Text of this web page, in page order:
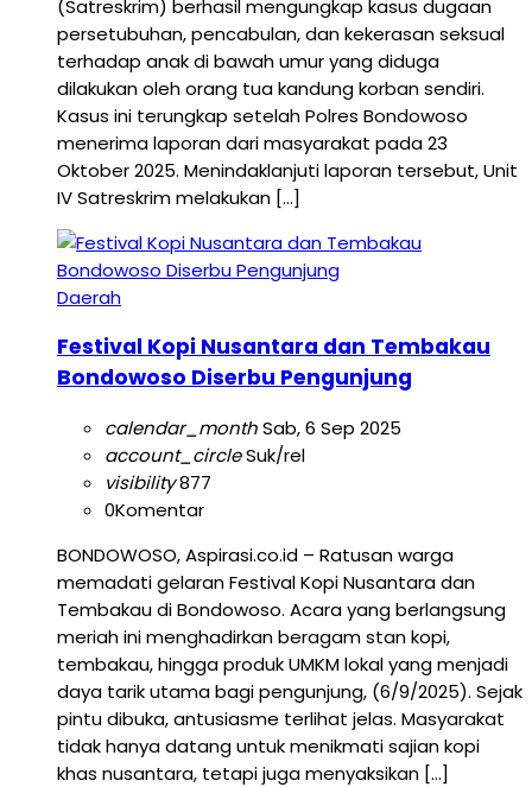
(Satreskrim) berhasil mengungkap kasus dugaan
persetubuhan, pencabulan, dan kekerasan seksual
terhadap anak di bawah umur yang diduga
dilakukan oleh orang tua kandung korban sendiri.
Kasus ini terungkap setelah Polres Bondowoso
menerima laporan dari masyarakat pada 23
Oktober 2025. Menindaklanjuti laporan tersebut, Unit
IV Satreskrim melakukan […]
Daerah
Festival Kopi Nusantara dan Tembakau
Bondowoso Diserbu Pengunjung
calendar_monthSab, 6 Sep 2025
account_circleSuk/rel
visibility877
0Komentar
BONDOWOSO, Aspirasi.co.id – Ratusan warga
memadati gelaran Festival Kopi Nusantara dan
Tembakau di Bondowoso. Acara yang berlangsung
meriah ini menghadirkan beragam stan kopi,
tembakau, hingga produk UMKM lokal yang menjadi
daya tarik utama bagi pengunjung, (6/9/2025). Sejak
pintu dibuka, antusiasme terlihat jelas. Masyarakat
tidak hanya datang untuk menikmati sajian kopi
khas nusantara, tetapi juga menyaksikan […]